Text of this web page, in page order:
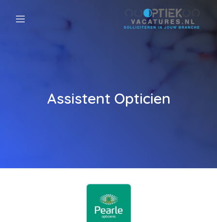
Assistent Opticien